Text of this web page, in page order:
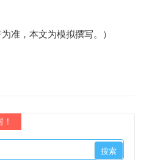
准，本文为模拟撰写。）